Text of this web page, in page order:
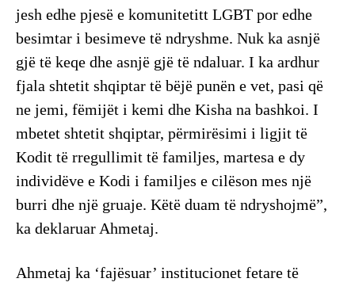
jesh edhe pjesë e komunitetitt LGBT por edhe
besimtar i besimeve të ndryshme. Nuk ka asnjë
gjë të keqe dhe asnjë gjë të ndaluar. I ka ardhur
fjala shtetit shqiptar të bëjë punën e vet, pasi që
ne jemi, fëmijët i kemi dhe Kisha na bashkoi. I
mbetet shtetit shqiptar, përmirësimi i ligjit të
Kodit të rregullimit të familjes, martesa e dy
individëve e Kodi i familjes e cilëson mes një
burri dhe një gruaje. Këtë duam të ndryshojmë”,
ka deklaruar Ahmetaj.
Ahmetaj ka ‘fajësuar’ institucionet fetare të